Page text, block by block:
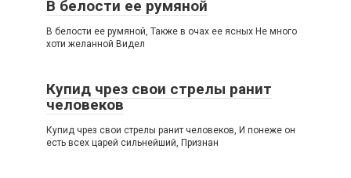
В белости ее румяной
В белости ее румяной, Также в очах ее ясных Не много
хоти желанной Видел
Купид чрез свои стрелы ранит
человеков
Купид чрез свои стрелы ранит человеков, И понеже он
есть всех царей сильнейший, Признан